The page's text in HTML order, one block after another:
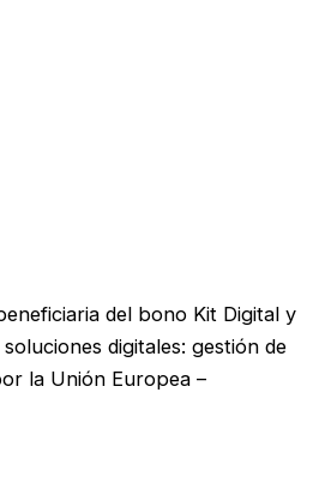
del bono Kit Digital y
digitales: gestión de
la Unión Europea –